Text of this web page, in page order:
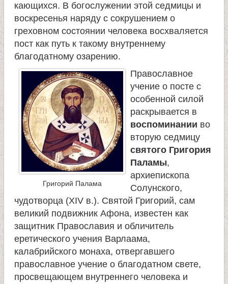
кающихся. В богослужении этой седмицы и
воскресенья наряду с сокрушением о
греховном состоянии человека восхваляется
пост как путь к такому внутреннему
благодатному озарению.
Григорий Палама
Православное
учение о посте с
особенной силой
раскрывается в
воспоминании во
вторую седмицу
святого Григория
Паламы,
архиепископа
Солунского,
чудотворца (XIV в.). Святой Григорий, сам
великий подвижник Афона, известен как
защитник Православия и обличитель
еретического учения Варлаама,
калабрийского монаха, отвергавшего
православное учение о благодатном свете,
просвещающем внутреннего человека и